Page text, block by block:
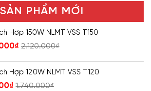
SẢN PHẨM MỚI
Hợp 150W NLMT VSS T150
₫ 2.120.000₫
Hợp 120W NLMT VSS T120
₫ 1.740.000₫